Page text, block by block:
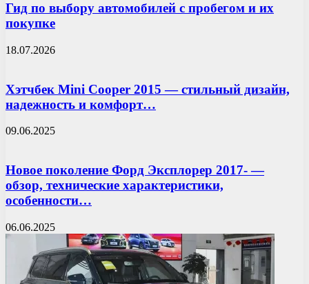
Гид по выбору автомобилей с пробегом и их
покупке
18.07.2026
Хэтчбек Mini Cooper 2015 — стильный дизайн,
надежность и комфорт…
09.06.2025
Новое поколение Форд Эксплорер 2017- —
обзор, технические характеристики,
особенности…
06.06.2025